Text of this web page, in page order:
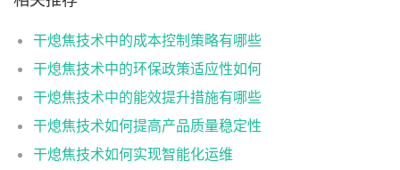
干熄焦技术中的成本控制策略有哪些
干熄焦技术中的环保政策适应性如何
干熄焦技术中的能效提升措施有哪些
干熄焦技术如何提高产品质量稳定性
干熄焦技术如何实现智能化运维